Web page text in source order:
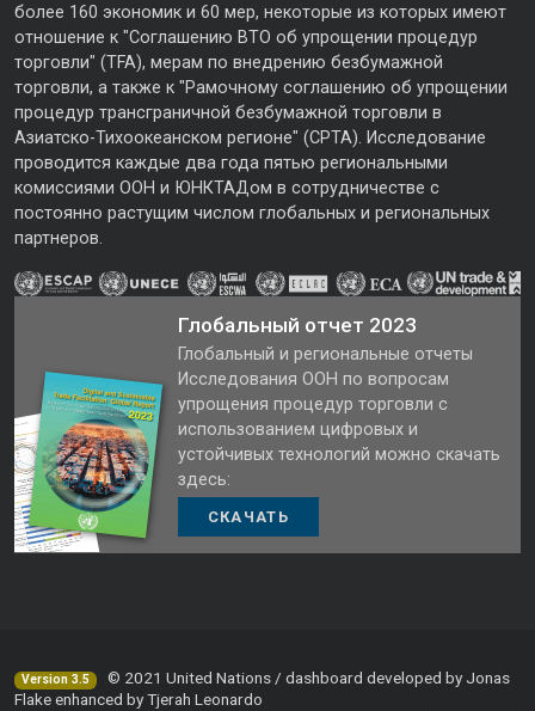
более 160 экономик и 60 мер, некоторые из которых имеют
отношение к "Соглашению ВТО об упрощении процедур
торговли" (TFA), мерам по внедрению безбумажной
торговли, а также к "Рамочному соглашению об упрощении
процедур трансграничной безбумажной торговли в
Азиатско-Тихоокеанском регионе" (CPTA). Исследование
проводится каждые два года пятью региональными
комиссиями ООН и ЮНКТАДом в сотрудничестве с
постоянно растущим числом глобальных и региональных
партнеров.
Глобальный отчет 2023
Глобальный и региональные отчеты
Исследования ООН по вопросам
упрощения процедур торговли с
использованием цифровых и
устойчивых технологий можно скачать
здесь:
СКАЧАТЬ
Version 3.5
© 2021 United Nations / dashboard developed by Jonas
Flake enhanced by Tjerah Leonardo